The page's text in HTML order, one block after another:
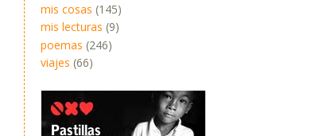
mis cosas (145)
mis lecturas (9)
poemas (246)
viajes (66)